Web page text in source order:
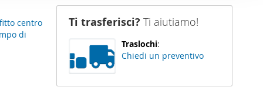
loro
centro
di
Ti trasferisci? Ti aiutiamo!
Traslochi:
Chiedi un preventivo